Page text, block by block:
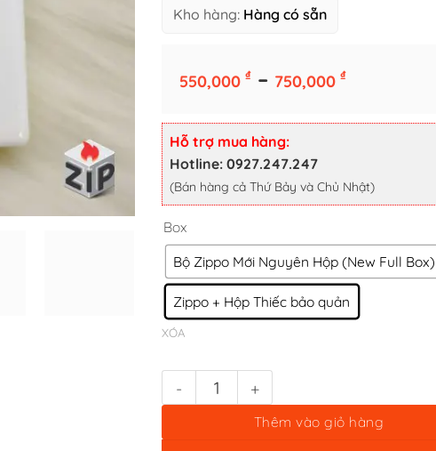
Kho hàng: Hàng có sẵn
550,000 ₫ – 750,000 ₫Khoảng
từ
750,000
Hỗ trợ mua hàng:
Hotline: 0927.247.247
(Bán hàng cả Thứ Bảy và Chủ Nhật)
Bộ Zippo Mới Nguyên Hộp (New Full Box)
Zippo + Hộp Thiếc bảo quản
XÓA
Bật lửa zippo beer (mã số 90) - chủ đề bia số lượng
Thêm vào giỏ hàng
Mua Ngay Sản Phẩm